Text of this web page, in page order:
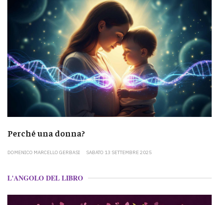
Perché una donna?
DOMENICO MARCELLO GERBASI SABATO 13 SETTEMBRE 2025
L'ANGOLO DEL LIBRO